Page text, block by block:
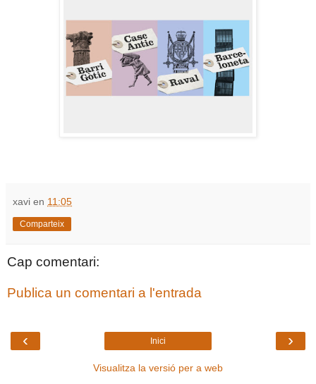
xavi en 11:05
Comparteix
Cap comentari:
Publica un comentari a l'entrada
‹ ›
Inici
Visualitza la versió per a web